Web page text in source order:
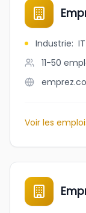
Industrie:
11-50
Voir les